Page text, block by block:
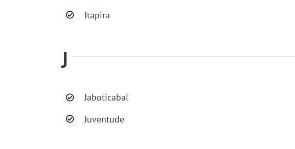
Itapira
J
Jaboticabal
Juventude